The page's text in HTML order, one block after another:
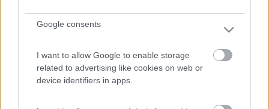
Google consents
I want to allow Google to enable storage
related to advertising like cookies on web or
device identifiers in apps.
all'abbonamento per colpa di qualche topino di magazzino,che
puntualmente la fa franca visto che mi sono recato presso il mio
presente all'editore...quindi si inizia a scaricar barili...[V]
arturino